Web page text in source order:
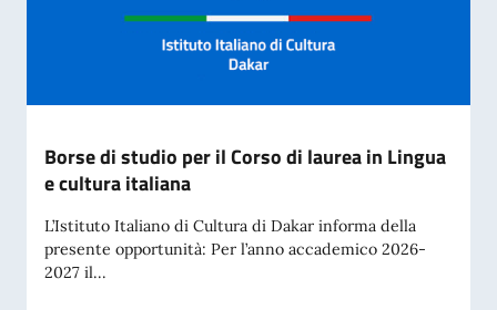
Borse di studio per il Corso di laurea in Lingua
e cultura italiana
L’Istituto Italiano di Cultura di Dakar informa della
presente opportunità: Per l’anno accademico 2026-
2027 il...